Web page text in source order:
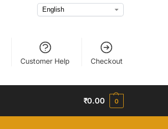
Customer Help Checkout
₹0.00 0